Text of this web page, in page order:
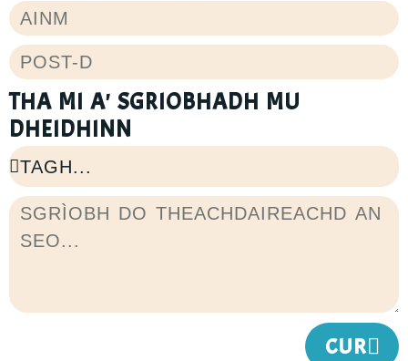
THA MI A' SGRIOBHADH MU
DHEIDHINN
CUR